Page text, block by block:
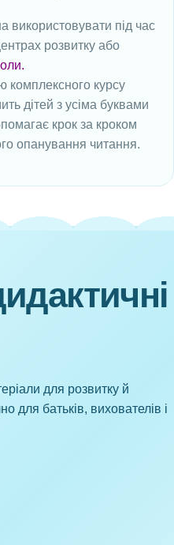
використовувати під час
розвитку або
комплексного курсу
дітей з усіма буквами
крок за кроком
опанування читання.
для розвитку й
для батьків, вихователів і